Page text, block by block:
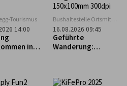
Heimatpfleger
Georg King!
Tourismus
14:00
in
Bushaltestelle Ortsmitte
Scheidegg
16.08.2026 09:45
Geführte
Wanderung: